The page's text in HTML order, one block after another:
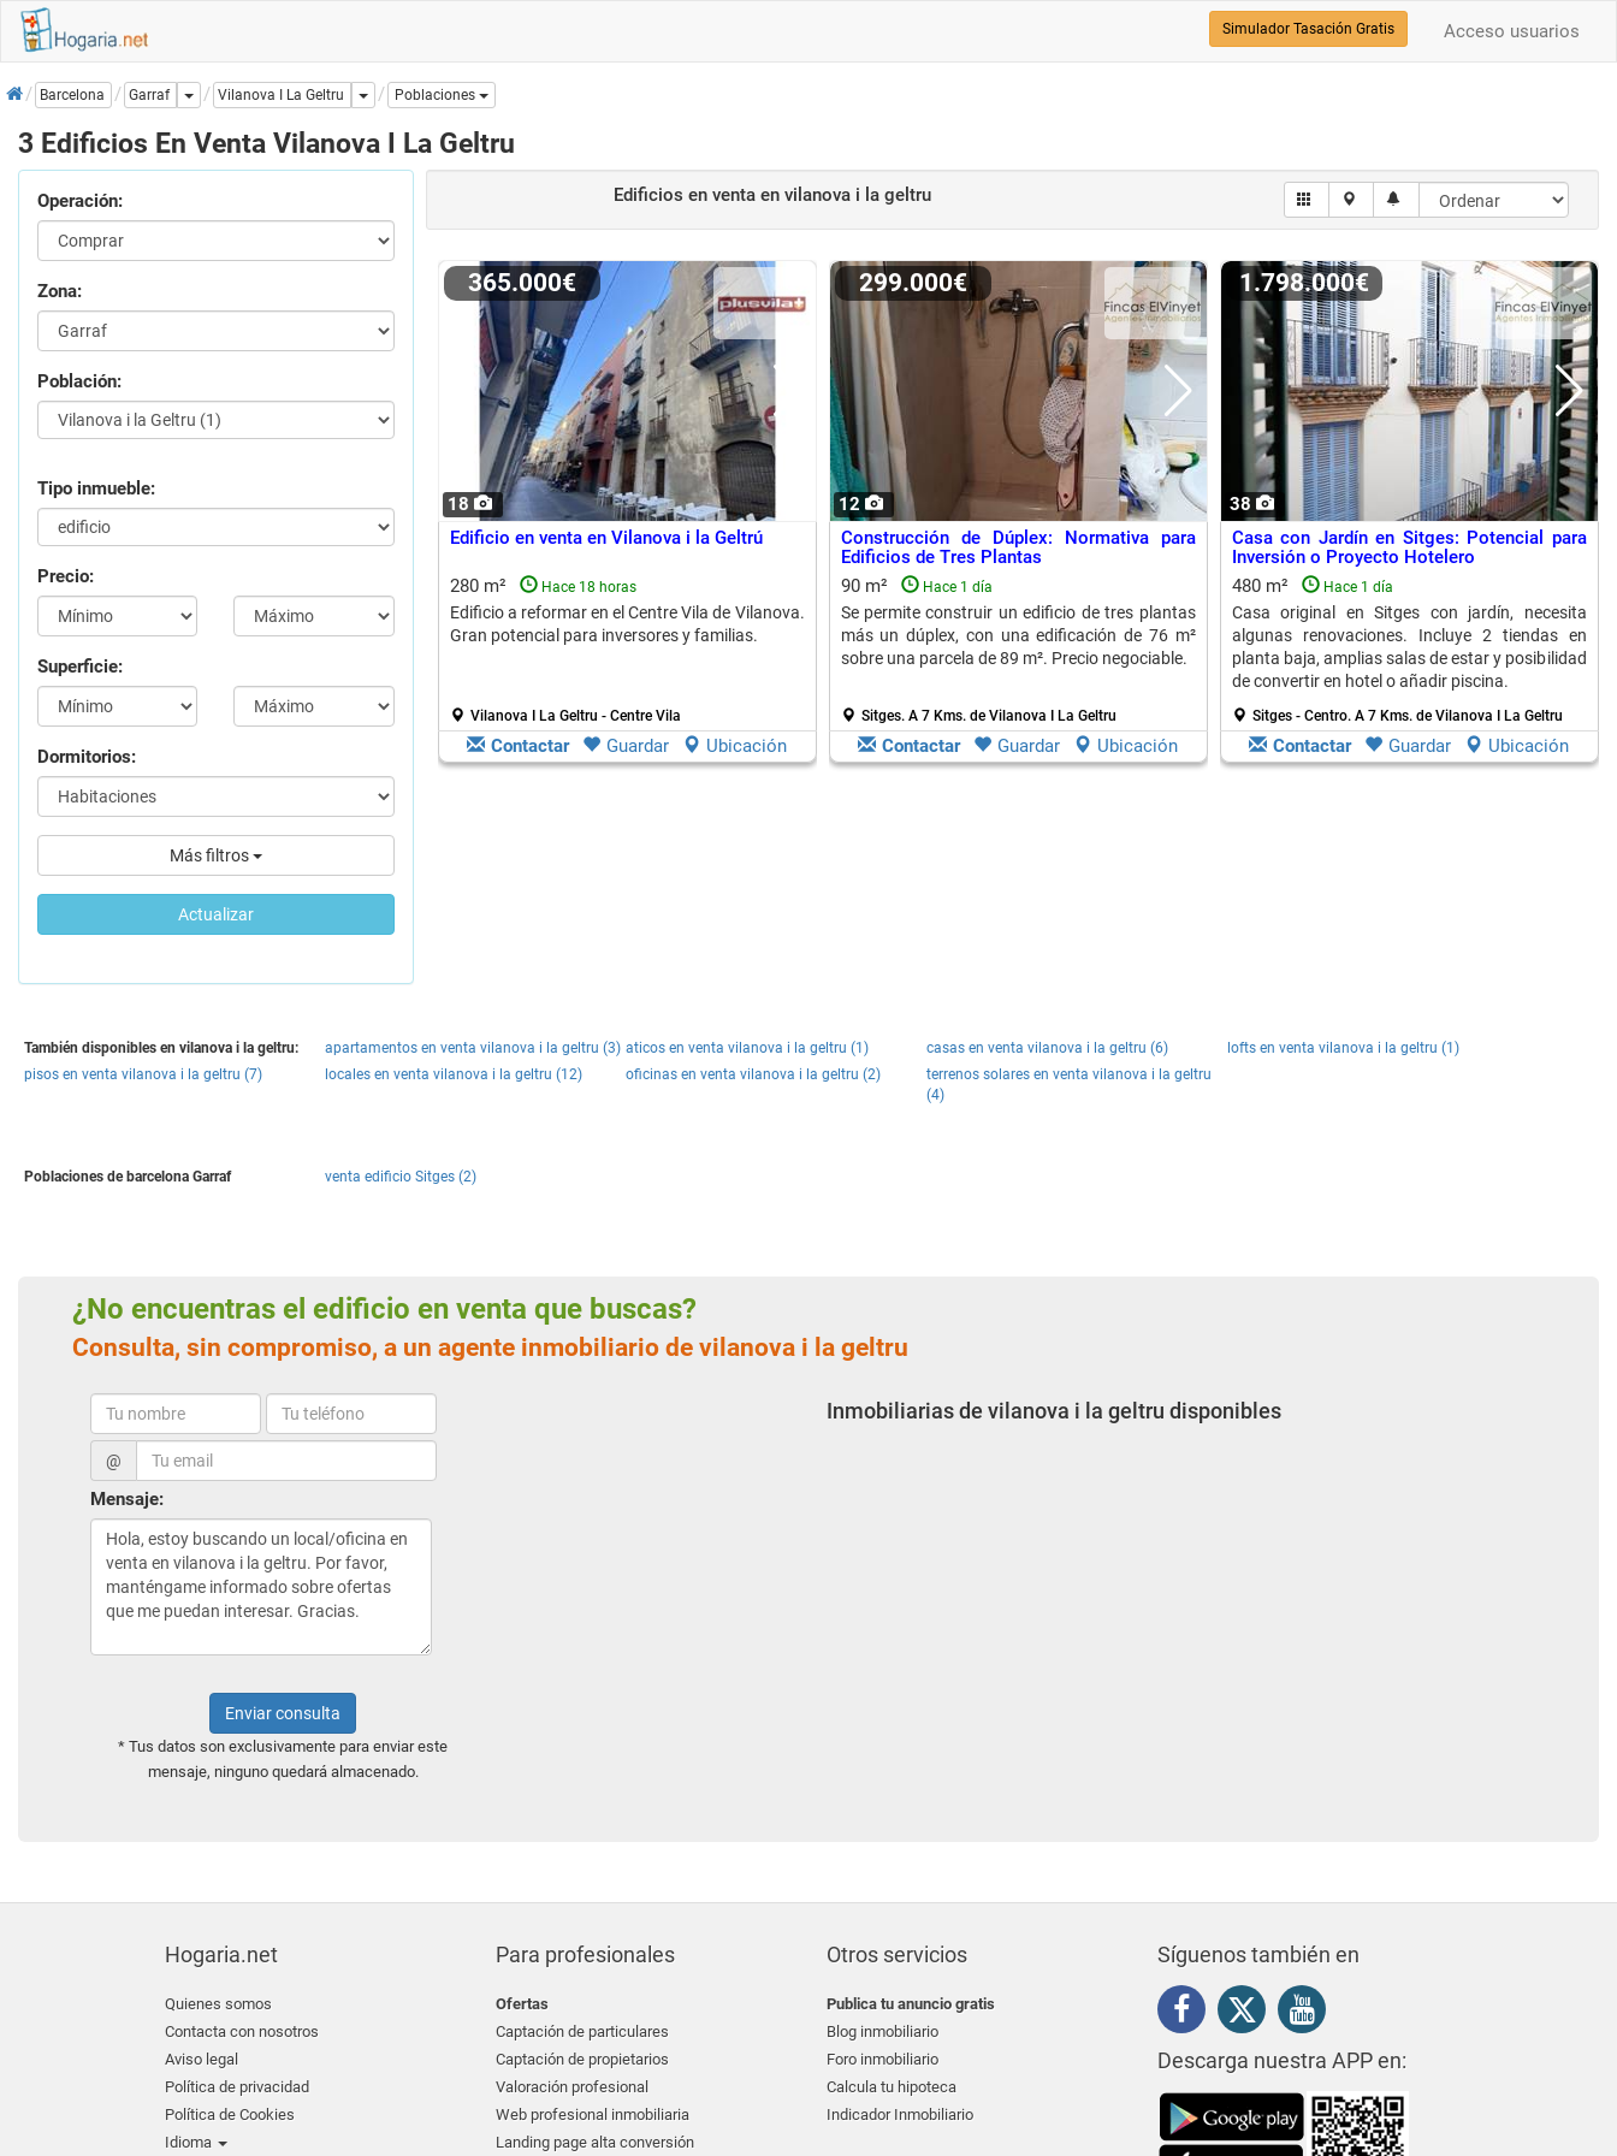
Acceso usuarios
Simulador Tasación Gratis
InicioBarcelona Garraf Dropdown
Vilanova I La Geltru Dropdown
Poblaciones
3 Edificios En Venta Vilanova I La Geltru
Operación:
Zona:
Población:
Tipo inmueble:
Precio:
Superficie:
Dormitorios:
Más filtros
Actualizar
Edificios en venta en vilanova i la geltru
18
365.000€
Edificio en venta en Vilanova i la Geltrú
280 m² Hace 18 horas
Edificio a reformar en el Centre Vila de Vilanova.
Gran potencial para inversores y familias.
Vilanova I La Geltru - Centre Vila
Contactar Guardar Ubicación
12
299.000€
Construcción de Dúplex: Normativa para
Edificios de Tres Plantas
90 m²
Hace 1 día
Se permite construir un edificio de tres plantas
más un dúplex, con una edificación de 76 m²
sobre una parcela de 89 m². Precio negociable.
Sitges. A 7 Kms. de Vilanova I La Geltru
Contactar Guardar Ubicación
38
1.798.000€
Casa con Jardín en Sitges: Potencial para
Inversión o Proyecto Hotelero
480 m²
Hace 1 día
Casa original en Sitges con jardín, necesita
algunas renovaciones. Incluye 2 tiendas en
planta baja, amplias salas de estar y posibilidad
de convertir en hotel o añadir piscina.
Sitges - Centro. A 7 Kms. de Vilanova I La Geltru
Contactar Guardar Ubicación
También disponibles en vilanova i la geltru: apartamentos en venta vilanova i la geltru (3) aticos en venta vilanova i la geltru (1) casas en venta vilanova i la geltru (6)
lofts en venta vilanova i la geltru (1)
pisos en venta vilanova i la geltru (7)
locales en venta vilanova i la geltru (12) oficinas en venta vilanova i la geltru (2)
terrenos solares en venta vilanova i la geltru
(4)
Poblaciones de barcelona Garraf venta edificio Sitges (2)
¿No encuentras el edificio en venta que buscas?
Consulta, sin compromiso, a un agente inmobiliario de vilanova i la geltru
@
Mensaje:
Enviar consulta
* Tus datos son exclusivamente para enviar este
mensaje, ninguno quedará almacenado.
Inmobiliarias de vilanova i la geltru disponibles
Hogaria.net
Quienes somos
Contacta con nosotros
Aviso legal
Política de privacidad
Política de Cookies
Idioma
Para profesionales
Ofertas
Captación de particulares
Captación de propietarios
Valoración profesional
Web profesional inmobiliaria
Landing page alta conversión
Otros servicios
Publica tu anuncio gratis
Blog inmobiliario
Foro inmobiliario
Calcula tu hipoteca
Indicador Inmobiliario
Síguenos también en
Descarga nuestra APP en: